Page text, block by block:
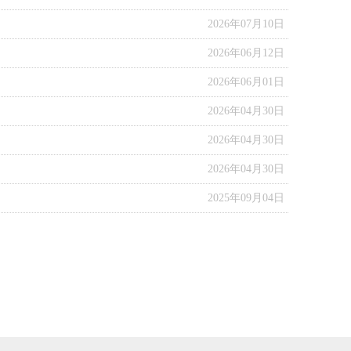
2026年07月10日
2026年06月12日
2026年06月01日
2026年04月30日
2026年04月30日
2026年04月30日
2025年09月04日